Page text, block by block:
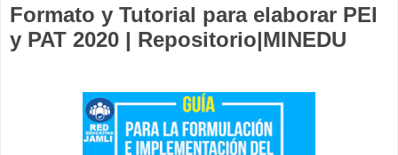
Formato y Tutorial para elaborar PEI
y PAT 2020 | Repositorio|MINEDU